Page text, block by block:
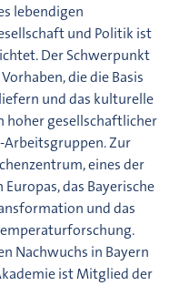
lebendigen
und Politik ist
Der Schwerpunkt
die die Basis
und das kulturelle
hoher gesellschaftlicher
Arbeitsgruppen. Zur
eines der
das Bayerische
und das
Nachwuchs in Bayern
ist Mitglied der